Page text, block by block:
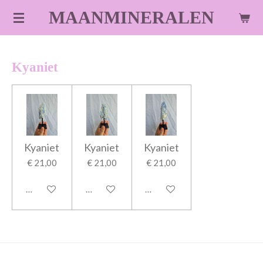
Ga
direct
hoofdinhoud
MAANMINERALEN
Kyaniet
Kyaniet
€ 21,00
In winkelwagen
Kyaniet
€ 21,00
In winkelwagen
Kyaniet
€ 21,00
In winkelwagen